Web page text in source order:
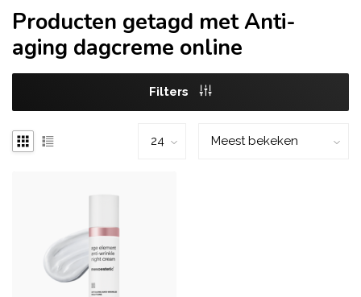
Producten getagd met Anti-
aging dagcreme online
Filters